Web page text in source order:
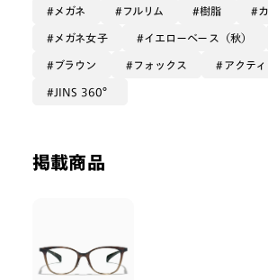
目尻側がやや上に吊り上がっている
オシャレな形です😎
正面のリム上のラインが
眉ラインにちょうどかかるような
カラーレンズと組み合わせて
赤み少なめのブラウンで
眩しさ避けつつ、オシャレな色味です😆
メガネ フルリム 樹脂
メガネ女子 イエローベース（秋）
ブラウン フォックス アクテ
JINS 360°
掲載商品